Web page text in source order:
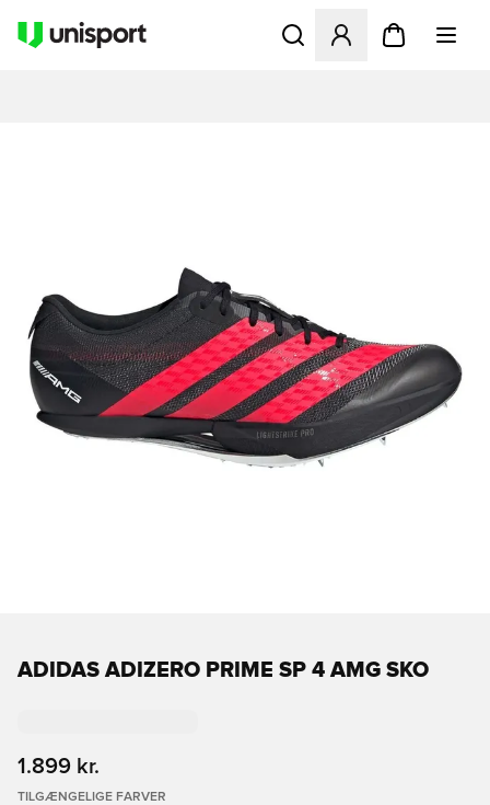
Åbner en Modal til at
ADIDAS ADIZERO PRIME SP 4 AMG SKO
1.899 kr.
TILGÆNGELIGE FARVER